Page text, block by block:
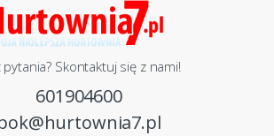
pytania? Skontaktuj się z nami!
601904600